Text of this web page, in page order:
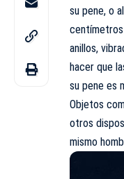
su pene, o
centímetros
anillos,
hacer que
su pene es
Objetos
otros
mismo